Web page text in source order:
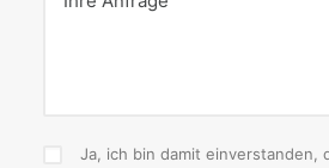
Ja, ich bin damit einverstanden,